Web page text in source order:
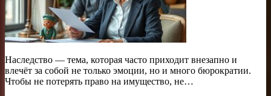
Наследство — тема, которая часто приходит внезапно и
влечёт за собой не только эмоции, но и много бюрократии.
Чтобы не потерять право на имущество, не…